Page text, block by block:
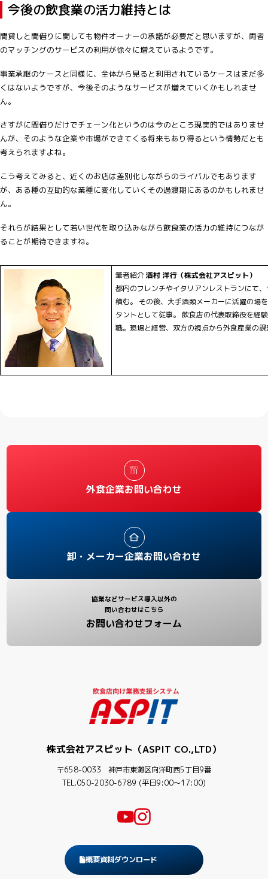
今後の飲食業の活力維持とは
間貸しと間借りに関しても物件オーナーの承諾が必要だと思いますが、両者
のマッチングのサービスの利用が徐々に増えているようです。
事業承継のケースと同様に、全体から見ると利用されているケースはまだ多
くはないようですが、今後そのようなサービスが増えていくかもしれませ
ん。
さすがに間借りだけでチェーン化というのは今のところ現実的ではありませ
んが、そのような企業や市場ができてくる将来もあり得るという情勢だとも
考えられますよね。
こう考えてみると、近くのお店は差別化しながらのライバルでもあります
が、ある種の互助的な業種に変化していくその過渡期にあるのかもしれませ
ん。
それらが結果として若い世代を取り込みながら飲食業の活力の維持につなが
ることが期待できますね。
筆者紹介酒村 洋行（株式会社アスピット）
都内のフレンチやイタリアンレストランにて
積む。 その後、大手酒類メーカーに活躍の場
タントとして従事。 飲食店の代表取締役を経
職。現場と経営、双方の視点から外食産業の
外食企業お問い合わせ
卸・メーカー企業お問い合わせ
協業などサービス導入以外の
問い合わせはこちら
お問い合わせフォーム
株式会社アスピット（ASPIT CO.,LTD）
〒658-0033 神戸市東灘区向洋町西5丁目9番
TEL.050-2030-6789 (平日9:00〜17:00)
概要資料ダウンロード